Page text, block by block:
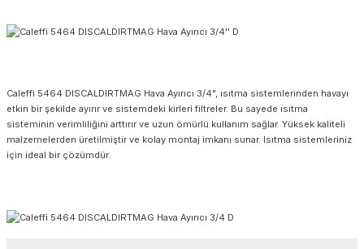
Caleffi 5464 DISCALDIRTMAG Hava Ayırıcı 3/4", ısıtma sistemlerinden havayı
etkin bir şekilde ayırır ve sistemdeki kirleri filtreler. Bu sayede ısıtma
sisteminin verimliliğini arttırır ve uzun ömürlü kullanım sağlar. Yüksek kaliteli
malzemelerden üretilmiştir ve kolay montaj imkanı sunar. Isıtma sistemleriniz
için ideal bir çözümdür.